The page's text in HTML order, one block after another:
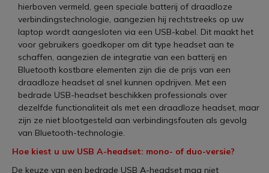
hierboven vermeld, geen speciale batterij of draadloze
verbindingstechnologie, aangezien hij rechtstreeks op uw
laptop wordt aangesloten via een USB-kabel. Dit maakt het
voor gebruikers goedkoper om dit type headset aan te
schaffen, aangezien de integratie van een batterij en
Bluetooth kostbare elementen zijn die de prijs van een
draadloze headset al snel kunnen opdrijven. Met een
bedrade USB-headset beschikken professionals over
dezelfde functionaliteit als met een draadloze headset, maar
zijn ze niet blootgesteld aan verbindingsfouten als gevolg
van Bluetooth-technologie.
Hoe kiest u uw USB A-headset: mono- of duo-versie?
De keuze van een bedrade USB A-headset mag niet